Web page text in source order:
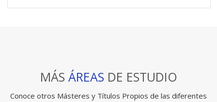
MÁS ÁREAS DE ESTUDIO
Conoce otros Másteres y Títulos Propios de las diferentes